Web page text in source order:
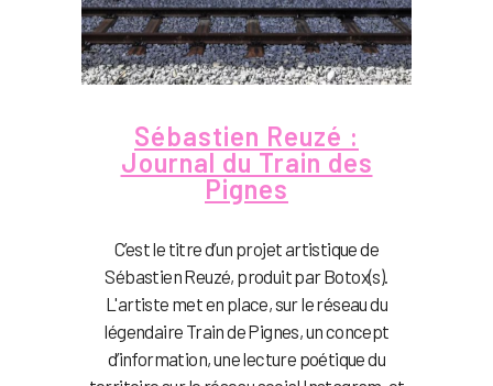
Sébastien Reuzé :
Journal du Train des
Pignes
C’est le titre d’un projet artistique de
Sébastien Reuzé, produit par Botox(s).
L'artiste met en place, sur le réseau du
légendaire Train de Pignes, un concept
d’information, une lecture poétique du